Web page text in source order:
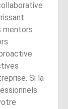
mentors
Si la